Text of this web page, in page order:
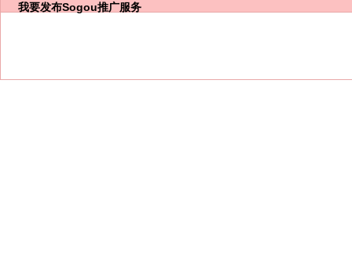
我要发布Sogou推广服务